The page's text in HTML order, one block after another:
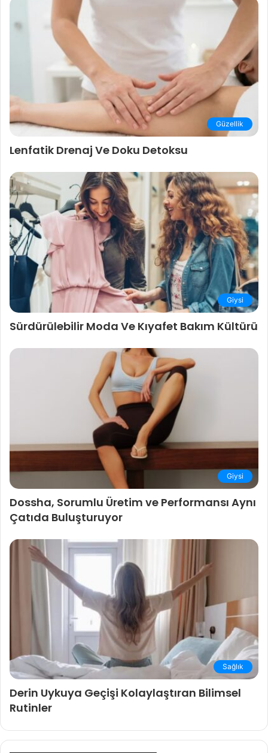
Güzellik
Lenfatik Drenaj Ve Doku Detoksu
Giysi
Sürdürülebilir Moda Ve Kıyafet Bakım Kültürü
Giysi
Dossha, Sorumlu Üretim ve Performansı Aynı
Çatıda Buluşturuyor
Sağlık
Derin Uykuya Geçişi Kolaylaştıran Bilimsel
Rutinler